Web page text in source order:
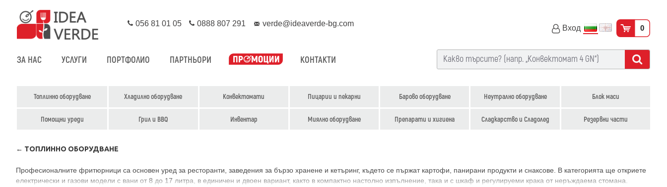
056 81 01 05 0888 807 291 verde@ideaverde-bg.com
Вход 0
ЗА НАС УСЛУГИ ПОРТФОЛИО ПАРТНЬОРИ КОНТАКТИ
Топлинно оборудване Хладилно оборудване Конвектомати Пицарии и пекарни Барово оборудване Неутрално оборудване Блок маси
Помощни уреди Грил и BBQ Инвентар Миялно оборудване Препарати и хигиена Сладкарство и Сладолед Резервни части
← ТОПЛИННО ОБОРУДВАНЕ
Професионалните фритюрници са основен уред за ресторанти, заведения за бързо хранене и кетъринг, където се пържат картофи, панирани продукти и снаксове. В категорията ще откриете
електрически и газови модели с вани от 8 до 17 литра, в единичен и двоен вариант, както в компактно настолно изпълнение, така и с шкаф и регулируеми крака от неръждаема стомана.